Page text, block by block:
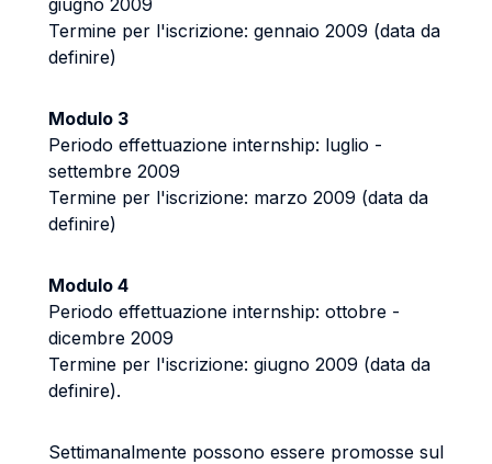
giugno 2009
Termine per l'iscrizione: gennaio 2009 (data da
definire)
Modulo 3
Periodo effettuazione internship: luglio -
settembre 2009
Termine per l'iscrizione: marzo 2009 (data da
definire)
Modulo 4
Periodo effettuazione internship: ottobre -
dicembre 2009
Termine per l'iscrizione: giugno 2009 (data da
definire).
Settimanalmente possono essere promosse sul